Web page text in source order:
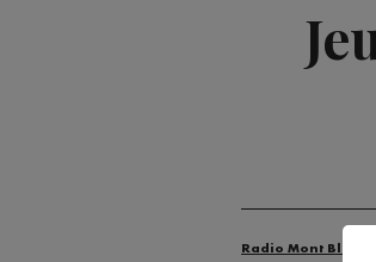
Radio Mont Blanc